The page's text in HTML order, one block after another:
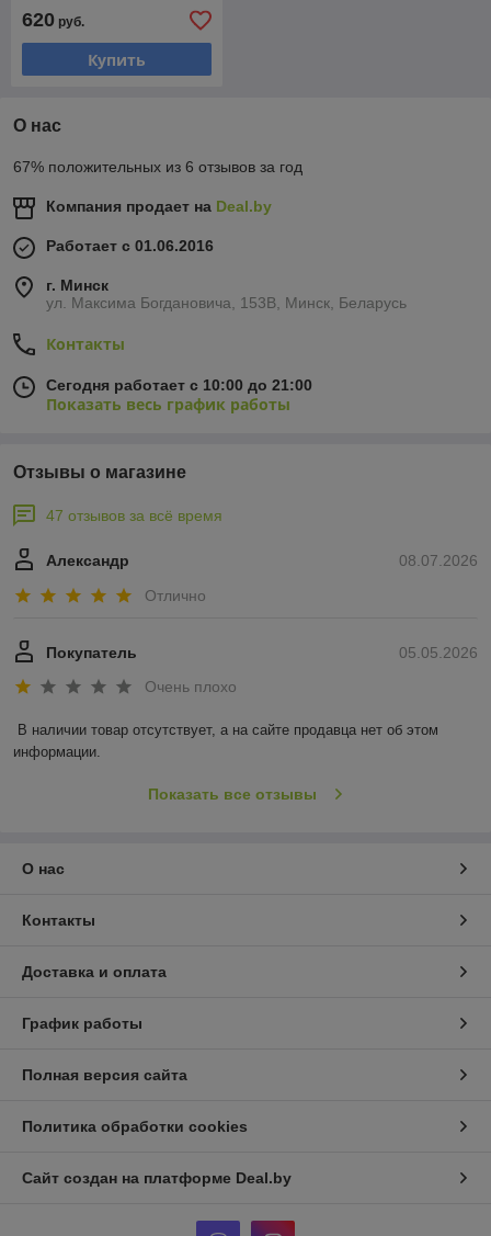
620 руб.
Купить
О нас
67% положительных из 6 отзывов за год
Компания продает на Deal.by
Работает с 01.06.2016
г. Минск
ул. Максима Богдановича, 153В, Минск, Беларусь
Контакты
Сегодня работает с 10:00 до 21:00
Показать весь график работы
Отзывы о магазине
47 отзывов за всё время
08.07.2026
Александр
Отлично
05.05.2026
Покупатель
Очень плохо
В наличии товар отсутствует, а на сайте продавца нет об этом
информации.
Показать все отзывы
О нас
Контакты
Доставка и оплата
График работы
Полная версия сайта
Политика обработки cookies
Сайт создан на платформе Deal.by